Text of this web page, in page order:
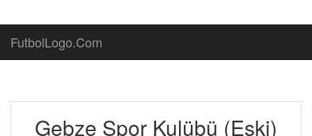
FutbolLogo.Com
Gebze Spor Kulübü (Eski)